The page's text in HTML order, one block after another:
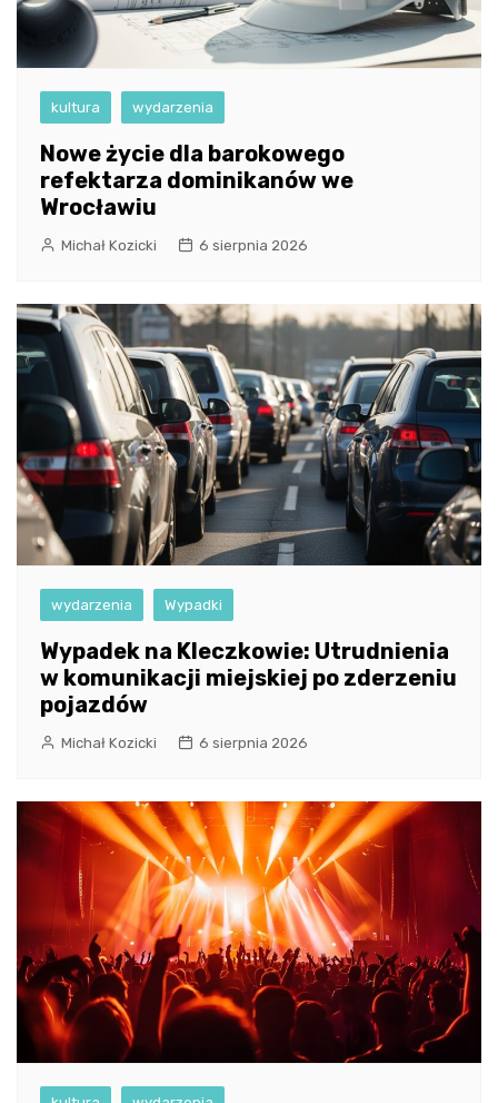
kultura wydarzenia
Nowe życie dla barokowego
refektarza dominikanów we
Wrocławiu
Michał Kozicki 6 sierpnia 2026
wydarzenia Wypadki
Wypadek na Kleczkowie: Utrudnienia
w komunikacji miejskiej po zderzeniu
pojazdów
Michał Kozicki 6 sierpnia 2026